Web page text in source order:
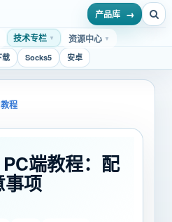
技术专栏 ▼ 资源中心 ▼
产品库
载 Socks5 安卓
程
端教程：配
事项